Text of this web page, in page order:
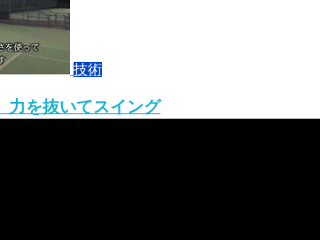
技術
を抜いてスイング